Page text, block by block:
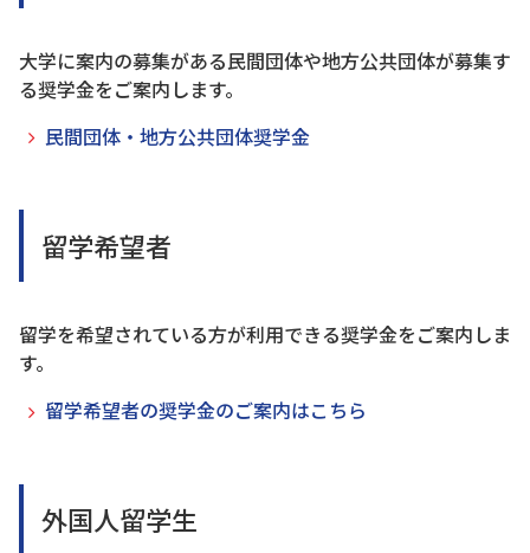
大学に案内の募集がある民間団体や地方公共団体が募集す
る奨学金をご案内します。
民間団体・地方公共団体奨学金
留学希望者
留学を希望されている方が利用できる奨学金をご案内しま
す。
留学希望者の奨学金のご案内はこちら
外国人留学生